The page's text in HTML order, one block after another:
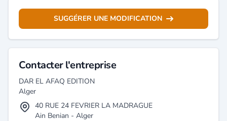
SUGGÉRER UNE MODIFICATION
Contacter l'entreprise
DAR EL AFAQ EDITION
Alger
40 RUE 24 FEVRIER LA MADRAGUE
Ain Benian - Alger